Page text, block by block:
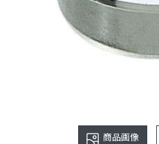
商品画像